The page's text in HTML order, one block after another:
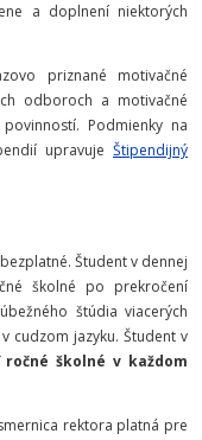
a doplnení niektorých
priznané motivačné
odboroch a motivačné
Podmienky na
upravuje Štipendijný
Študent v dennej
školné po prekročení
štúdia viacerých
cudzom jazyku. Študent v
školné v každom
rektora platná pre